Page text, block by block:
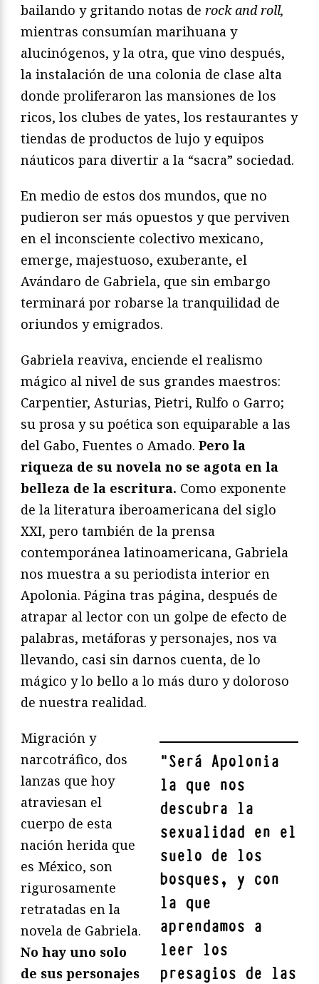
bailando y gritando notas de rock and roll,
mientras consumían marihuana y
alucinógenos, y la otra, que vino después,
la instalación de una colonia de clase alta
donde proliferaron las mansiones de los
ricos, los clubes de yates, los restaurantes y
tiendas de productos de lujo y equipos
náuticos para divertir a la “sacra” sociedad.
En medio de estos dos mundos, que no
pudieron ser más opuestos y que perviven
en el inconsciente colectivo mexicano,
emerge, majestuoso, exuberante, el
Avándaro de Gabriela, que sin embargo
terminará por robarse la tranquilidad de
oriundos y emigrados.
Gabriela reaviva, enciende el realismo
mágico al nivel de sus grandes maestros:
Carpentier, Asturias, Pietri, Rulfo o Garro;
su prosa y su poética son equiparable a las
del Gabo, Fuentes o Amado. Pero la
riqueza de su novela no se agota en la
belleza de la escritura. Como exponente
de la literatura iberoamericana del siglo
XXI, pero también de la prensa
contemporánea latinoamericana, Gabriela
nos muestra a su periodista interior en
Apolonia. Página tras página, después de
atrapar al lector con un golpe de efecto de
palabras, metáforas y personajes, nos va
llevando, casi sin darnos cuenta, de lo
mágico y lo bello a lo más duro y doloroso
de nuestra realidad.
"Será Apolonia
la que nos
descubra la
sexualidad en el
suelo de los
bosques, y con
la que
aprendamos a
leer los
presagios de las
Migración y
narcotráfico, dos
lanzas que hoy
atraviesan el
cuerpo de esta
nación herida que
es México, son
rigurosamente
retratadas en la
novela de Gabriela.
No hay uno solo
de sus personajes